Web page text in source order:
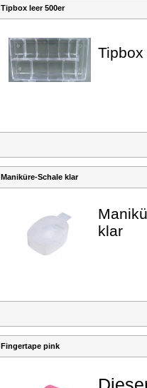
Tipbox leer 500er
Maniküre-Schale klar
klar
Fingertape pink